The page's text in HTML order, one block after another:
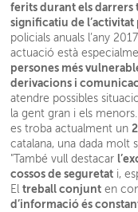
ferits durant els darrers
significatiu de
policials anuals l’any
actuació està
persones més
derivacions i
atendre possibles
la gent gran i els
es troba actualment un
catalana, una dada molt
"També vull destacar
cossos de seguretat i,
Eltreball conjunt en
d’informació és